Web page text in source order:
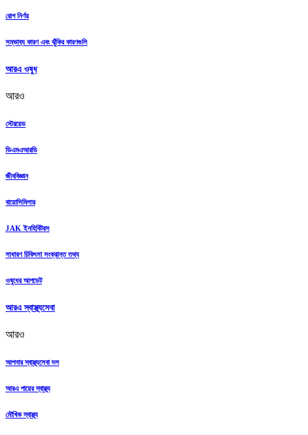
রোগ নির্ণয়
সম্ভাব্য কারণ এবং ঝুঁকির কারণগুলি
আরএ ওষুধ
আরও
স্টেরয়েড
ডিএমএআরডি
জীববিজ্ঞান
বায়োসিমিলার
JAK ইনহিবিটরস
সাধারণ চিকিৎসা সংক্রান্ত তথ্য
ওষুধের আপডেট
আরএ স্বাস্থ্যসেবা
আরও
আপনার স্বাস্থ্যসেবা দল
আরএ পায়ের স্বাস্থ্য
মৌখিক স্বাস্থ্য